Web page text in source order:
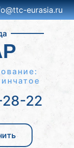
eurasia.ru
22